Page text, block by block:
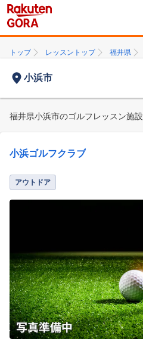
トップ レッスントップ 福井県
小浜市
福井県小浜市のゴルフレッスン施設
小浜ゴルフクラブ
アウトドア